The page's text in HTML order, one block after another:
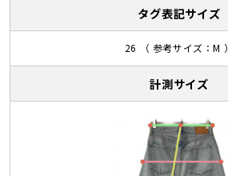
タグ表記サイズ
26 （ 参考サイズ：M ）
計測サイズ